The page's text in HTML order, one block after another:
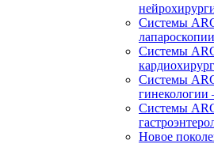
Системы
лапароскопии
Системы
Системы
гинекологии
Системы
Новое